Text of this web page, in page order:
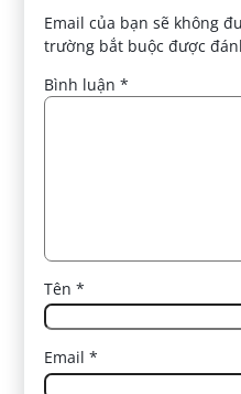
Email của bạn sẽ không
trường bắt buộc được
Bình luận*
Tên*
Email*